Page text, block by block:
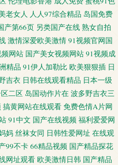
老女人 人人97综合精品 岛国免费
产第66页 另类国产在线 熟女自拍
激情深爱欧美激情 91视频官网国
频网站 国产美女视频网站 91视频成
精品 91伊人加勒比 欧美狠狠插 日
吉衣 日韩在线观看精品 日本一级
二区 岛国动作片在 波多野吉衣三
搞黄网站在线观看 免费色情A片网
91中文 国产在线视频 福利爱爱网
妈 丝袜女同 日韩性爱网址 在线观
99不卡66精品视频 国产精品探花
网址观看 欧美激情日韩 国产精品